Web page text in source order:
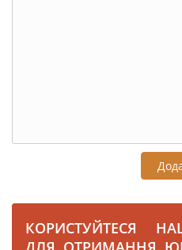
КОРИСТУЙТЕСЯ